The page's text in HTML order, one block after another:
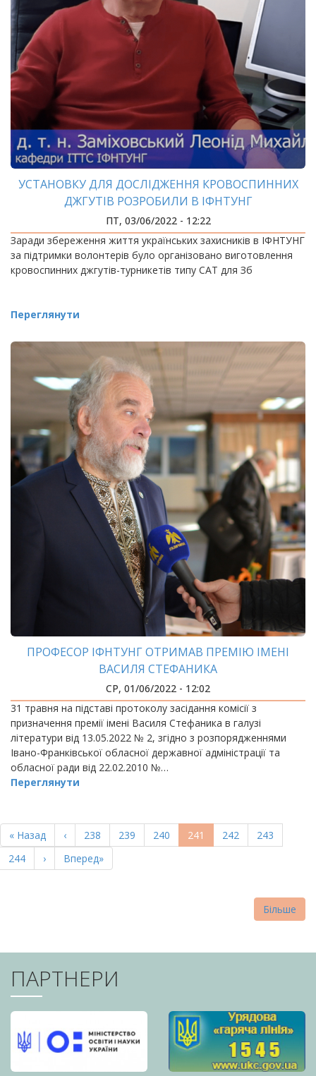
УСТАНОВКУ ДЛЯ ДОСЛІДЖЕННЯ КРОВОСПИННИХ
ДЖГУТІВ РОЗРОБИЛИ В ІФНТУНГ
ПТ, 03/06/2022 - 12:22
Заради збереження життя українських захисників в ІФНТУНГ
за підтримки волонтерів було організовано виготовлення
кровоспинних джгутів-турникетів типу CAT для Зб
Переглянути
ПРОФЕСОР ІФНТУНГ ОТРИМАВ ПРЕМІЮ ІМЕНІ
ВАСИЛЯ СТЕФАНИКА
СР, 01/06/2022 - 12:02
31 травня на підставі протоколу засідання комісії з
призначення премії імені Василя Стефаника в галузі
літератури від 13.05.2022 № 2, згідно з розпорядженнями
Івано-Франківської обласної державної адміністрації та
обласної ради від 22.02.2010 №…
Переглянути
НА
СТОРІНКИ
Перша
сторінка
« Назад
Попередня
сторінка
‹ Page
238 Page
239 Page
240
Поточна
сторінка
241 Page
242 Page
243
Page
244
Наступна
сторінка
›
Остання
сторінка
Вперед»
Більше
ПАРТНЕРИ